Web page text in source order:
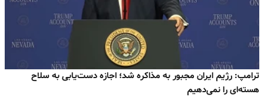
ترامپ: رژیم ایران مجبور به مذاکره شد؛ اجازه دست‌یابی به سلاح
هسته‌ای را نمی‌دهیم